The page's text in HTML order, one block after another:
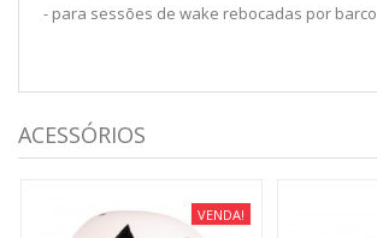
- para sessões de wake rebocadas por barco
ACESSÓRIOS
VENDA!